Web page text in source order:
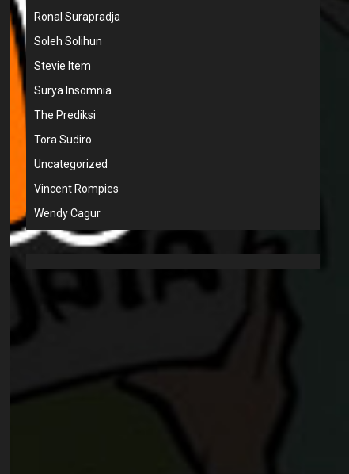
Ronal Surapradja
Soleh Solihun
Stevie Item
Surya Insomnia
The Prediksi
Tora Sudiro
Uncategorized
Vincent Rompies
Wendy Cagur